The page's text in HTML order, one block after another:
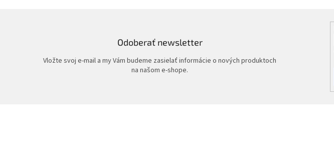
Odoberať newsletter
Vložte svoj e-mail a my Vám budeme zasielať informácie o nových produktoch
na našom e-shope.